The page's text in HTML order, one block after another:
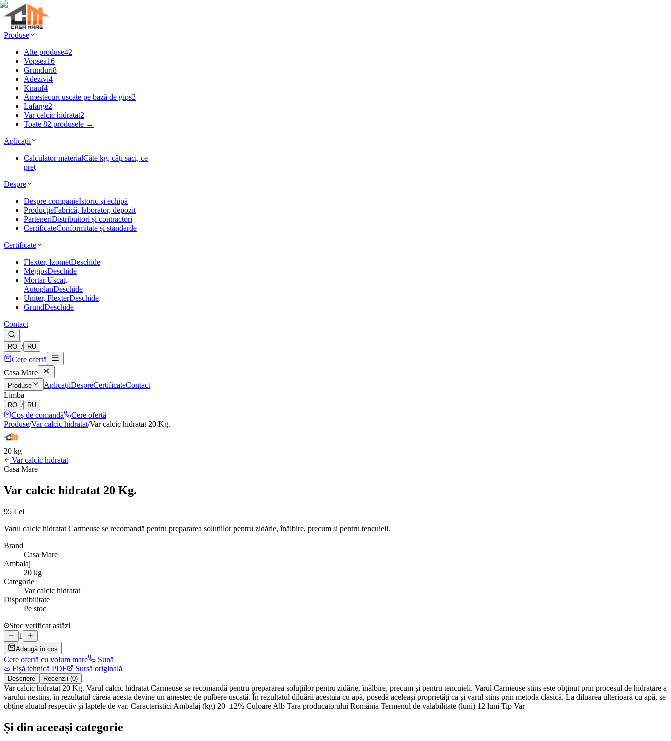
Produse
Alte produse42
Vopsea16
Grunduri8
Adezivi4
Knauf4
Amestecuri uscate pe bază de gips2
Lafarge2
Var calcic hidratat2
Toate 82 produsele →
Aplicații
Calculator materialCâte kg, câți saci, ce
preț
Despre
Despre companieIstoric și echipă
ProducțieFabrică, laborator, depozit
ParteneriDistribuitori și contractori
CertificateConformitate și standarde
Certificate
Flexter, IzometDeschide
MegipsDeschide
Mortar Uscat,
AutoplanDeschide
Uniter, FlexterDeschide
GrundDeschide
Contact
RO / RU
Cere ofertă
Casa Mare
Produse AplicațiiDespreCertificateContact
Limba
RO / RU
Coș de comandă
Cere ofertă
Produse/Var calcic hidratat/Var calcic hidratat 20 Kg.
20 kg
Var calcic hidratat
Casa Mare
Var calcic hidratat 20 Kg.
95 Lei
Varul calcic hidratat Carmeuse se recomandă pentru prepararea soluțiilor pentru zidărie, înălbire, precum și pentru tencuieli.
Brand
Casa Mare
Ambalaj
20 kg
Categorie
Var calcic hidratat
Disponibilitate
Pe stoc
Stoc verificat astăzi
1
Adaugă în coș
Cere ofertă cu volum mare
Sună
Fișă tehnică PDF
Sursă originală
Descriere Recenzii (0)
Var calcic hidratat 20 Kg. Varul calcic hidratat Carmeuse se recomandă pentru prepararea soluțiilor pentru zidărie, înălbire, precum și pentru tencuieli. Varul Carmeuse stins este obținut prin procesul de hidratare a
varului nestins, în rezultatul căreia acesta devine un amestec de pulbere uscată. În rezultatul diluării acestuia cu apă, posedă aceleași proprietăți ca și varul stins prin metoda clasică. La diluarea ulterioară cu apă, se
obține aluatul respectiv și laptele de var. Caracteristici Ambalaj (kg) 20 ±2% Culoare Alb Tara producatorului România Termenul de valabilitate (luni) 12 luni Tip Var
Și din aceeași categorie